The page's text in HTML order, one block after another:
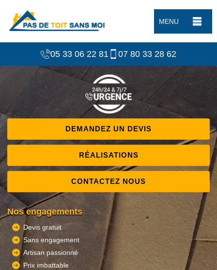
MENU
05 33 06 22 81 07 80 33 28 62
DEMANDEZ UN DEVIS
RÉALISATIONS
CONTACTEZ NOUS
Nos engagements
Devis gratuit
Sans engagement
Artisan passionné
Prix imbattable